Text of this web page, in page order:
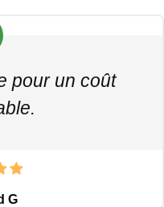
pour un coût
G